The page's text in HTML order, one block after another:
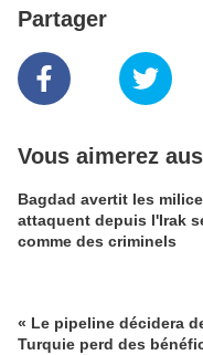
Partager
Vous aimerez
Bagdad avertit les
attaquent depuis l'Irak
comme des criminels
« Le pipeline décidera
Turquie perd des